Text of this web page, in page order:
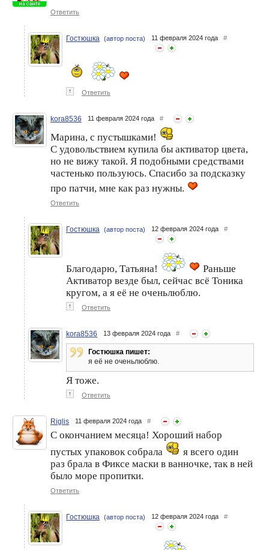
Ответить
Гостюшка (автор поста) 11 февраля 2024 года #
↑ Ответить
kora8536 11 февраля 2024 года #
Марина, с пустышками!
С удовольствием купила бы активатор цвета,
но не вижу такой. Я подобными средствами
частенько пользуюсь. Спасибо за подсказку
про патчи, мне как раз нужны.
Ответить
Гостюшка (автор поста) 12 февраля 2024 года #
Благодарю, Татьяна!
Раньше
Активатор везде был, сейчас всё Тоника
кругом, а я её не оченьлюблю.
↑ Ответить
kora8536 13 февраля 2024 года #
Гостюшка пишет:
я её не оченьлюблю.
Я тоже.
↑ Ответить
Riglis 11 февраля 2024 года #
С окончанием месяца! Хороший набор
пустых упаковок собрала
я всего один
раз брала в Фиксе маски в ванночке, так в ней
было море пропитки.
Ответить
Гостюшка (автор поста) 12 февраля 2024 года #